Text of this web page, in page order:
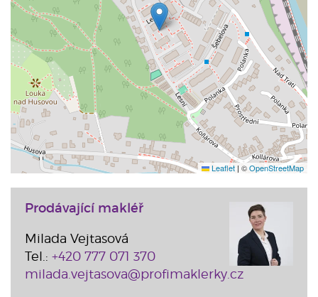
Leaflet | ©OpenStreetMap
Prodávající makléř
Milada Vejtasová
Tel.: +420 777 071 370
milada.vejtasova@profimaklerky.cz